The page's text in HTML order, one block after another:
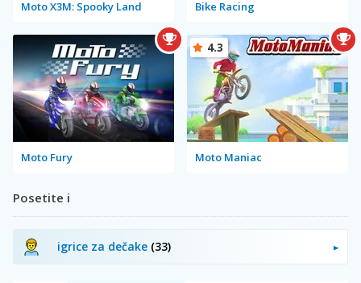
Moto X3M: Spooky Land Bike Racing
Moto Fury Moto Maniac
4.3
Posetite i
igrice za dečake (33)